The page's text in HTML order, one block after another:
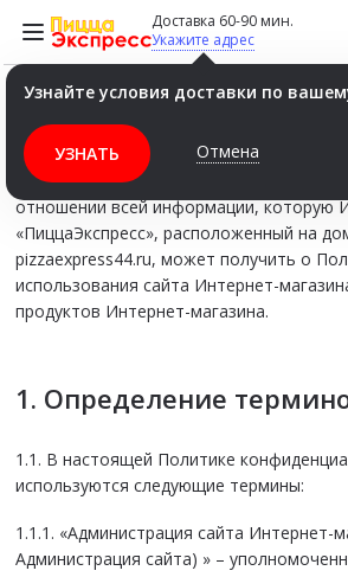
Доставка 60-90 мин.
Укажите адрес
Политика обработки
Настоящая Политика
данных (далее – Политика
отношении всей информации, которую
«ПиццаЭкспресс», расположенный на
pizzaexpress44.ru, может получить о
использования сайта Интернет-
продуктов Интернет-магазина.
1. Определение
1.1. В настоящей Политике
используются следующие термины:
1.1.1. «Администрация сайта Интернет-
Администрация сайта) » –
Узнайте условия доставки по
УЗНАТЬ Отмена